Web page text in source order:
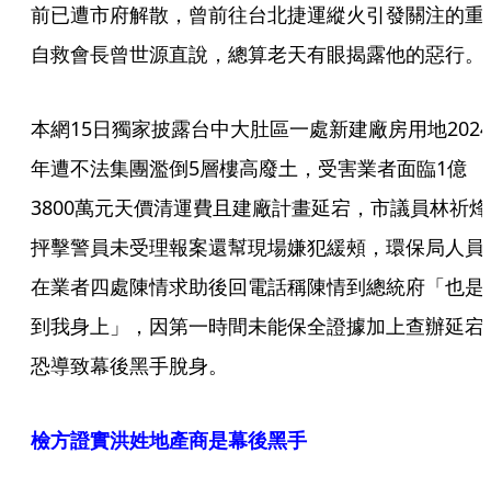
前已遭市府解散，曾前往台北捷運縱火引發關注的重
自救會長曾世源直說，總算老天有眼揭露他的惡行。
本網15日獨家披露台中大肚區一處新建廠房用地2024
年遭不法集團濫倒5層樓高廢土，受害業者面臨1億
3800萬元天價清運費且建廠計畫延宕，市議員林祈烽
抨擊警員未受理報案還幫現場嫌犯緩頰，環保局人員
在業者四處陳情求助後回電話稱陳情到總統府「也是
到我身上」，因第一時間未能保全證據加上查辦延宕
恐導致幕後黑手脫身。
檢方證實洪姓地產商是幕後黑手